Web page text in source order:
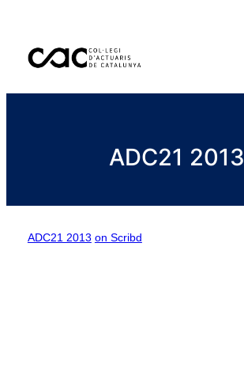
ADC21 2013
ADC21 2013 on Scribd